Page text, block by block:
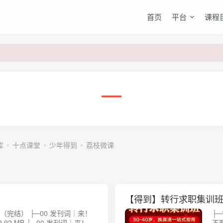
首页 平台 课程
十点课堂 少年得到 荔枝微课
刊词｜来！
【得到】转行求职集训班